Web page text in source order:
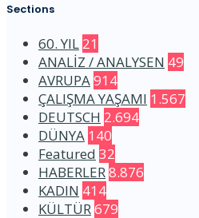
Sections
60. YIL 21
ANALİZ / ANALYSEN 49
AVRUPA914
ÇALIŞMA YAŞAMI 1.567
DEUTSCH 2.694
DÜNYA 140
Featured 32
HABERLER8.876
KADIN 414
KÜLTÜR679